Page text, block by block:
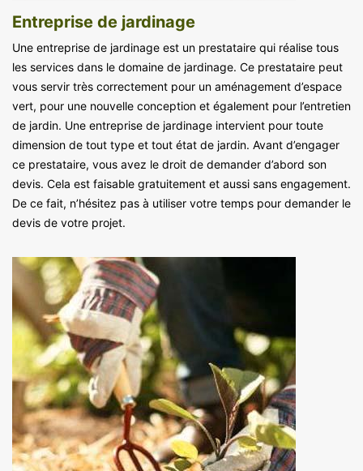
Entreprise de jardinage
Une entreprise de jardinage est un prestataire qui réalise tous
les services dans le domaine de jardinage. Ce prestataire peut
vous servir très correctement pour un aménagement d’espace
vert, pour une nouvelle conception et également pour l’entretien
de jardin. Une entreprise de jardinage intervient pour toute
dimension de tout type et tout état de jardin. Avant d’engager
ce prestataire, vous avez le droit de demander d’abord son
devis. Cela est faisable gratuitement et aussi sans engagement.
De ce fait, n’hésitez pas à utiliser votre temps pour demander le
devis de votre projet.